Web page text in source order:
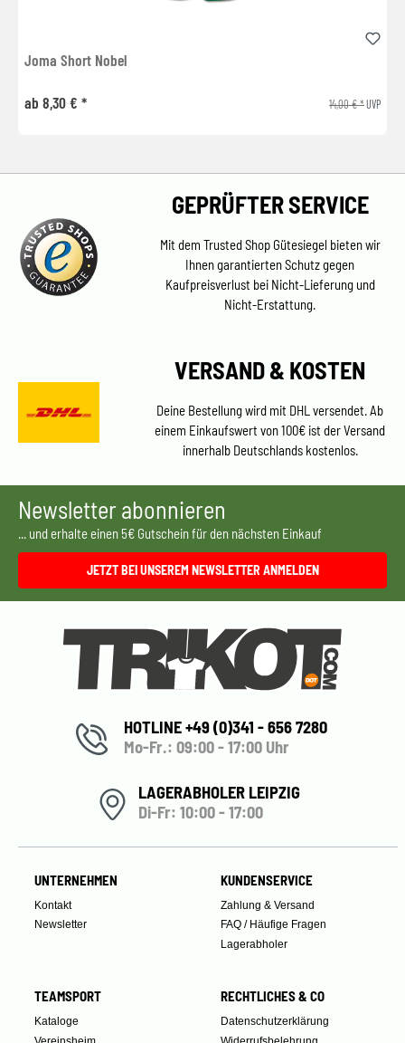
Joma Short Nobel
ab 8,30 € * 14,00 € *UVP
GEPRÜFTER SERVICE
Mit dem Trusted Shop Gütesiegel bieten wir
Ihnen garantierten Schutz gegen
Kaufpreisverlust bei Nicht-Lieferung und
Nicht-Erstattung.
VERSAND & KOSTEN
Deine Bestellung wird mit DHL versendet. Ab
einem Einkaufswert von 100€ ist der Versand
innerhalb Deutschlands kostenlos.
Newsletter abonnieren
... und erhalte einen 5€ Gutschein für den nächsten Einkauf
JETZT BEI UNSEREM NEWSLETTER ANMELDEN
HOTLINE +49 (0)341 - 656 7280
Mo-Fr.: 09:00 - 17:00 Uhr
LAGERABHOLER LEIPZIG
Di-Fr: 10:00 - 17:00
UNTERNEHMEN
Kontakt
Newsletter
KUNDENSERVICE
Zahlung & Versand
FAQ / Häufige Fragen
Lagerabholer
TEAMSPORT
Kataloge
RECHTLICHES & CO
Datenschutzerklärung